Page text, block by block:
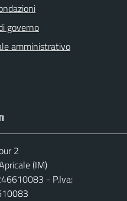
governo
amministrativo
2
(IM)
- P.Iva: